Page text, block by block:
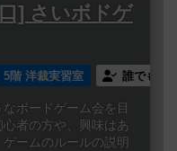
] さいボドゲ
5階 洋裁実習室 誰でも参
ボードゲーム会を目
者の方や、興味はあ
ームのルールの説明